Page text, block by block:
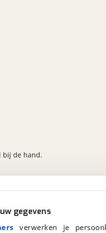
gegevens
verwerken je
bij de hand.